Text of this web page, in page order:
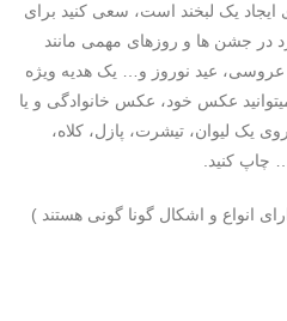
یک لبخند است، سعی کنید برای
در جشن ها و روزهای مهمی مانند
عروسی، عید نوروز و… یک هدیه ویژه
عکس خود، عکس خانوادگی و یا
یک لیوان، تیشرت، پازل، کلاه،
چاپ کنید.
انواع و اشکال گونا گونی هستند )